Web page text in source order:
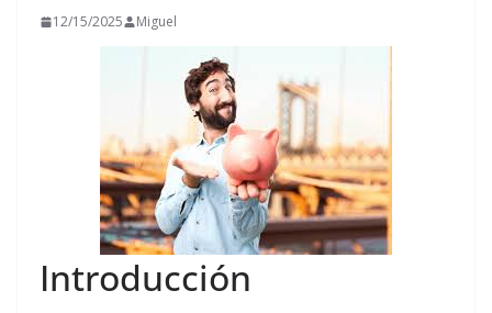
12/15/2025 Miguel
Introducción